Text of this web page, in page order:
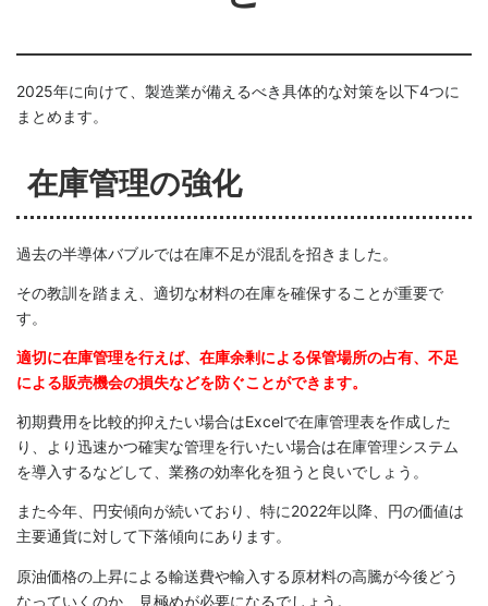
2025年に向けて、製造業が備えるべき具体的な対策を以下4つに
まとめます。
在庫管理の強化
過去の半導体バブルでは在庫不足が混乱を招きました。
その教訓を踏まえ、適切な材料の在庫を確保することが重要で
す。
適切に在庫管理を行えば、在庫余剰による保管場所の占有、不足
による販売機会の損失などを防ぐことができます。
初期費用を比較的抑えたい場合はExcelで在庫管理表を作成した
り、より迅速かつ確実な管理を行いたい場合は在庫管理システム
を導入するなどして、業務の効率化を狙うと良いでしょう。
また今年、円安傾向が続いており、特に2022年以降、円の価値は
主要通貨に対して下落傾向にあります。
原油価格の上昇による輸送費や輸入する原材料の高騰が今後どう
なっていくのか、見極めが必要になるでしょう。